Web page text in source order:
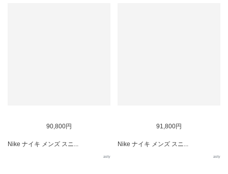
90,800円
Nike ナイキ メンズ スニ...
asty
91,800円
Nike ナイキ メンズ スニ...
asty